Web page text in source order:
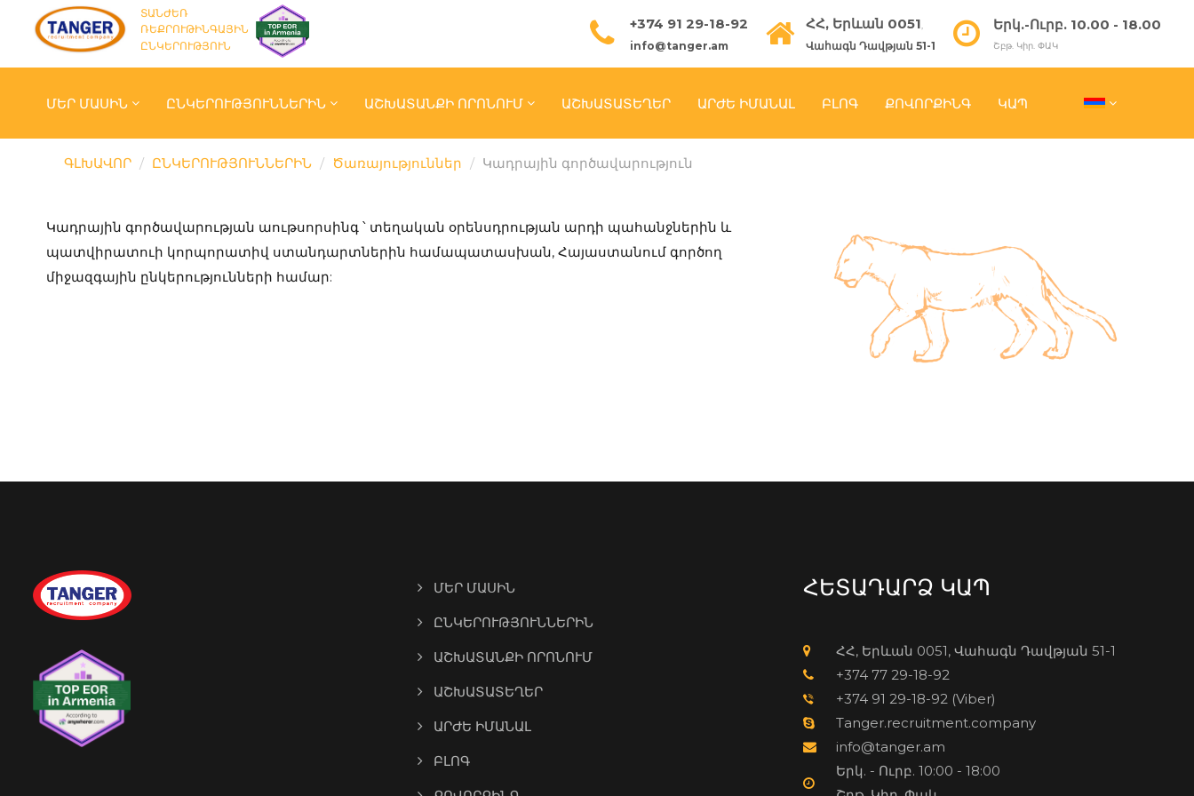
ՏԱՆԺԵՌ
ՌԵՔՐՈՒԹԻՆԳԱՅԻՆ
ԸՆԿԵՐՈՒԹՅՈՒՆ
+374 91 29-18-92
info@tanger.am
ՀՀ, Երևան 0051,
Վահագն Դավթյան 51-1
Երկ.-Ուրբ. 10.00 - 18.00
Շբթ. Կիր. ՓԱԿ
ՄԵՐ ՄԱՍԻՆ ԸՆԿԵՐՈՒԹՅՈՒՆՆԵՐԻՆ ԱՇԽԱՏԱՆՔԻ ՈՐՈՆՈՒՄ ԱՇԽԱՏԱՏԵՂԵՐ ԱՐԺԵ ԻՄԱՆԱԼ ԲԼՈԳ ՔՈՎՈՐՔԻՆԳ ԿԱՊ
ԳԼԽԱՎՈՐ ԸՆԿԵՐՈՒԹՅՈՒՆՆԵՐԻՆ Ծառայություններ Կադրային գործավարություն
Կադրային գործավարության աութսորսինգ ՝ տեղական օրենսդրության արդի պահանջներին և
պատվիրատուի կորպորատիվ ստանդարտներին համապատասխան, Հայաստանում գործող
միջազգային ընկերությունների համար:
ՄԵՐ ՄԱՍԻՆ
ԸՆԿԵՐՈՒԹՅՈՒՆՆԵՐԻՆ
ԱՇԽԱՏԱՆՔԻ ՈՐՈՆՈՒՄ
ԱՇԽԱՏԱՏԵՂԵՐ
ԱՐԺԵ ԻՄԱՆԱԼ
ԲԼՈԳ
ՀԵՏԱԴԱՐՁ ԿԱՊ
ՀՀ, Երևան 0051, Վահագն Դավթյան 51-1
+374 77 29-18-92
+374 91 29-18-92 (Viber)
Tanger.recruitment.company
info@tanger.am
Երկ. - Ուրբ. 10:00 - 18:00